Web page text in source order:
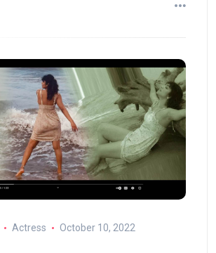
Actress October 10, 2022